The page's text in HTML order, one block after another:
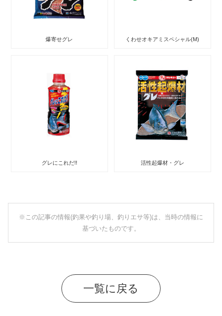
爆寄せグレ くわせオキアミスペシャル(M)
グレにこれだ!! 活性起爆材・グレ
※この記事の情報(釣果や釣り場、釣りエサ等)は、当時の情報に
基づいたものです。
一覧に戻る